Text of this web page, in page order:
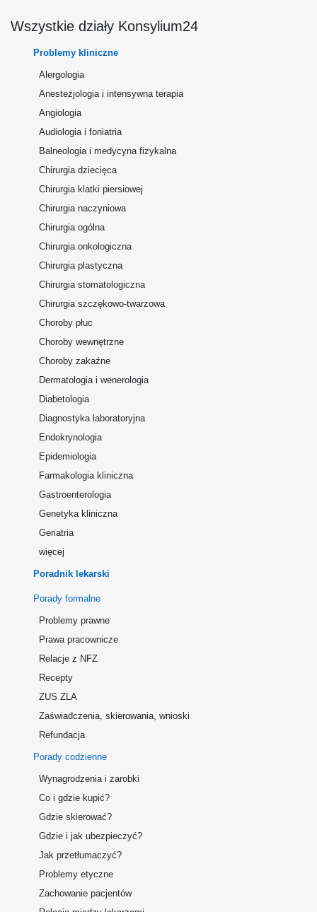
Wszystkie działy Konsylium24
Problemy kliniczne
Alergologia
Anestezjologia i intensywna terapia
Angiologia
Audiologia i foniatria
Balneologia i medycyna fizykalna
Chirurgia dziecięca
Chirurgia klatki piersiowej
Chirurgia naczyniowa
Chirurgia ogólna
Chirurgia onkologiczna
Chirurgia plastyczna
Chirurgia stomatologiczna
Chirurgia szczękowo-twarzowa
Choroby płuc
Choroby wewnętrzne
Choroby zakaźne
Dermatologia i wenerologia
Diabetologia
Diagnostyka laboratoryjna
Endokrynologia
Epidemiologia
Farmakologia kliniczna
Gastroenterologia
Genetyka kliniczna
Geriatria
więcej
Poradnik lekarski
Porady formalne
Problemy prawne
Prawa pracownicze
Relacje z NFZ
Recepty
ZUS ZLA
Zaświadczenia, skierowania, wnioski
Refundacja
Porady codzienne
Wynagrodzenia i zarobki
Co i gdzie kupić?
Gdzie skierować?
Gdzie i jak ubezpieczyć?
Jak przetłumaczyć?
Problemy etyczne
Zachowanie pacjentów